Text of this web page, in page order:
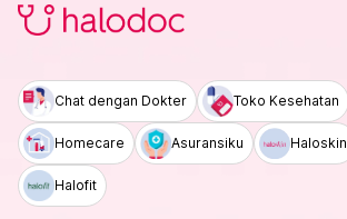
Chat dengan Dokter Toko Kesehatan
Homecare Asuransiku Haloskin
Halofit